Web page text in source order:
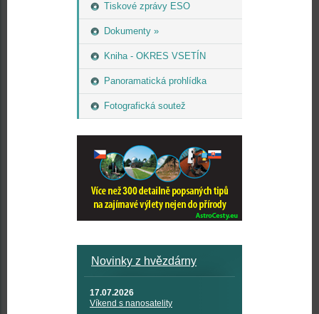
Tiskové zprávy ESO
Dokumenty »
Kniha - OKRES VSETÍN
Panoramatická prohlídka
Fotografická soutež
Novinky z hvězdárny
17.07.2026
Víkend s nanosatelity